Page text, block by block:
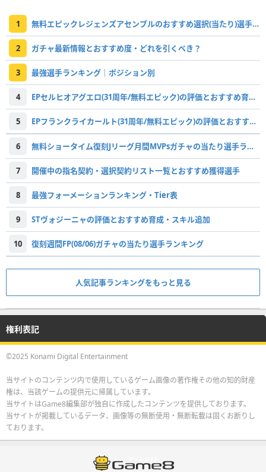
1 無料エピックレジェンズアセンブルのおすすめ選択(当たり)選手ランキングと引き方
2 ガチャ最新情報とおすすめ度・どれを引くべき？
3 最強選手ランキング｜ポジション別
4 EPセルヒオアグエロ(31周年/無料エピック)の評価とおすすめ育成・スキル追加
5 EPフランクライカールト(31周年/無料エピック)の評価とおすすめ育成・スキル追加
6 無料ショータイム復刻Jリーグ月間MVPsガチャの当たり選手ランキング
7 開催中の指名契約・選択契約リスト一覧とおすすめ獲得選手
8 最強フォーメーションランキング・Tier表
9 STヴォジーニャの評価とおすすめ育成・スキル追加
10 復刻週間FP(08/06)ガチャの当たり選手ランキング
人気記事ランキングをもっと見る
権利表記
©2025 Konami Digital Entertainment
当サイトのコンテンツ内で使用しているゲーム画像の著作権その他の知的財産
権は、当該ゲームの提供元に帰属しています。
当サイトはGame8編集部が独自に作成したコンテンツを提供しております。
当サイトが掲載しているデータ、画像等の無断使用・無断転載は固くお断りし
ております。